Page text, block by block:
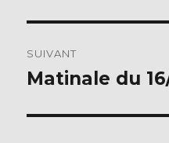
SUIVANT
Publication
Matinale du